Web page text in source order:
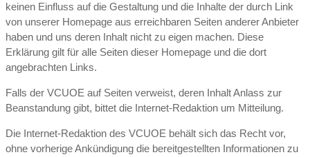
keinen Einfluss auf die Gestaltung und die Inhalte der durch Link
von unserer Homepage aus erreichbaren Seiten anderer Anbieter
haben und uns deren Inhalt nicht zu eigen machen. Diese
Erklärung gilt für alle Seiten dieser Homepage und die dort
angebrachten Links.
Falls der VCUOE auf Seiten verweist, deren Inhalt Anlass zur
Beanstandung gibt, bittet die Internet-Redaktion um Mitteilung.
Die Internet-Redaktion des VCUOE behält sich das Recht vor,
ohne vorherige Ankündigung die bereitgestellten Informationen zu